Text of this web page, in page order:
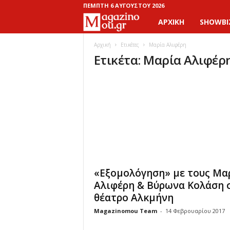
ΠΈΜΠΤΗ 6 ΑΥΓΟΎΣΤΟΥ 2026
a
g
o
M
ΑΡΧΙΚΉ
Αρχική Ετικέτες Μαρία Αλιφέρη
Ετικέτα: Μαρία
«Εξομολόγηση» με τους
Αλιφέρη & Βύρωνα Κολάση
θέατρο Αλκμήνη
Magazinomou Team - 14 Φεβρουαρίου 2017